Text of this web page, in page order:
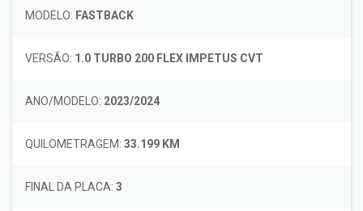
MODELO: FASTBACK
VERSÃO: 1.0 TURBO 200 FLEX IMPETUS CVT
ANO/MODELO: 2023/2024
QUILOMETRAGEM: 33.199 KM
FINAL DA PLACA: 3